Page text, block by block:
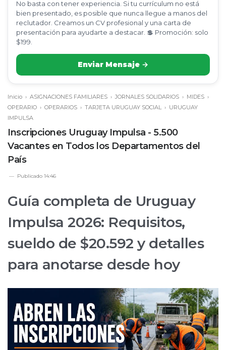
No basta con tener experiencia. Si tu currículum no está
bien presentado, es posible que nunca llegue a manos del
reclutador. Creamos un CV profesional y una carta de
presentación para ayudarte a destacar. 💲 Promoción: solo
$199.
Enviar Mensaje →
Inicio › ASIGNACIONES FAMILIARES ›JORNALES SOLIDARIOS › MIDES ›
OPERARIO › OPERARIOS › TARJETA URUGUAY SOCIAL › URUGUAY
IMPULSA
Inscripciones Uruguay Impulsa - 5.500
Vacantes en Todos los Departamentos del
País
Publicado 14:46
Guía completa de Uruguay
Impulsa 2026: Requisitos,
sueldo de $20.592 y detalles
para anotarse desde hoy